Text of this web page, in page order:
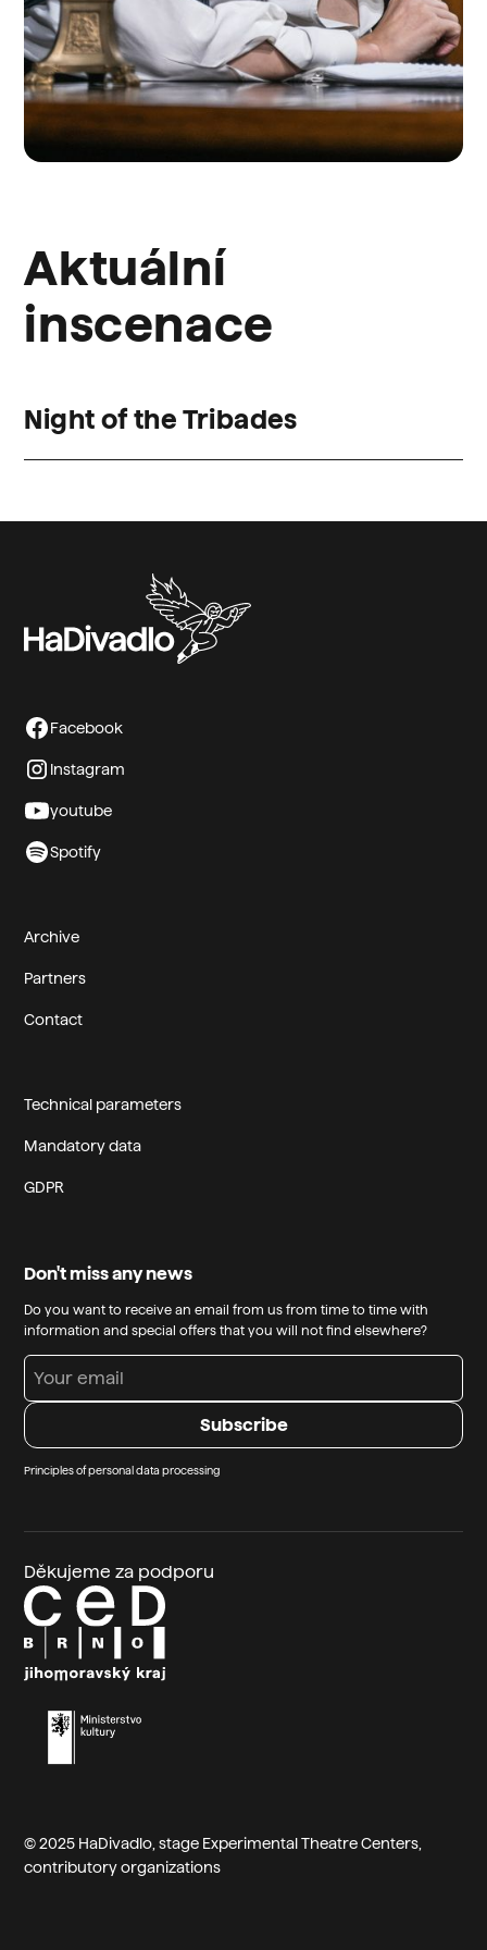
Aktuální
inscenace
Night of the Tribades
Facebook
Instagram
youtube
Spotify
Archive
Partners
Contact
Technical parameters
Mandatory data
GDPR
Don't miss any news
Do you want to receive an email from us from time to time with
information and special offers that you will not find elsewhere?
Principles of personal data processing
Děkujeme za podporu
© 2025 HaDivadlo, stage Experimental Theatre Centers
contributory organizations